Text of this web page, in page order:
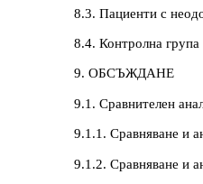
8.3. Пациенти с
8.4. Контролна група
9. ОБСЪЖДАНЕ
9.1. Сравнителен
9.1.1. Сравняване и
9.1.2. Сравняване и